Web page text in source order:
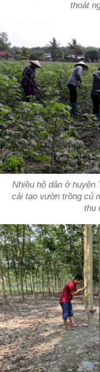
thoát
Nhiều hộ dân ở
cải tạo vườn trồng củ
thu